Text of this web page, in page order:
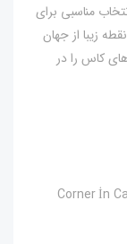
مناسبی برای
زیبا از جهان
های کاس را در